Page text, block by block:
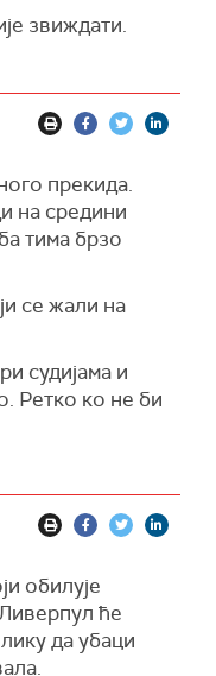
звиждати.
прекида.
на средини
тима брзо
се жали на
судијама и
Ретко ко не би
обилује
ће
да убаци